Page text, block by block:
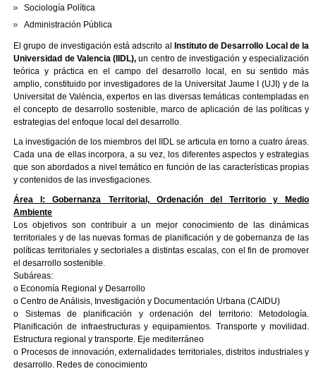
Sociología Política
Administración Pública
El grupo de investigación está adscrito al
Instituto de Desarrollo Local de la
Universidad de Valencia (IIDL),un centro de investigación y especialización
teórica y práctica en el campo del desarrollo local, en su sentido más
amplio, constituido por investigadores de la Universitat Jaume I (UJI) y de la
Universitat de València, expertos en las diversas temáticas contempladas en
el concepto de desarrollo sostenible, marco de aplicación de las políticas y
estrategias del enfoque local del desarrollo.
La investigación de los miembros del IIDL se articula en torno a cuatro áreas.
Cada una de ellas incorpora, a su vez, los diferentes aspectos y estrategias
que son abordados a nivel temático en función de las características propias
y contenidos de las investigaciones.
Área I: Gobernanza Territorial, Ordenación del Territorio y Medio
Ambiente
Los objetivos son contribuir a un mejor conocimiento de las dinámicas
territoriales y de las nuevas formas de planificación y de gobernanza de las
políticas territoriales y sectoriales a distintas escalas, con el fin de promover
el desarrollo sostenible.
Subáreas:
o Economía Regional y Desarrollo
o Centro de Análisis, Investigación y Documentación Urbana (CAIDU)
o Sistemas de planificación y ordenación del territorio: Metodología.
Planificación de infraestructuras y equipamientos. Transporte y movilidad.
Estructura regional y transporte. Eje mediterráneo
o Procesos de innovación, externalidades territoriales, distritos industriales y
desarrollo. Redes de conocimiento